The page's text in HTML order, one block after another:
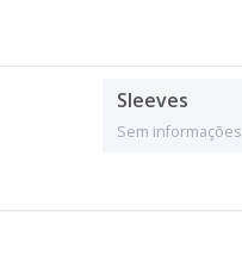
Sleeves
Sem informações